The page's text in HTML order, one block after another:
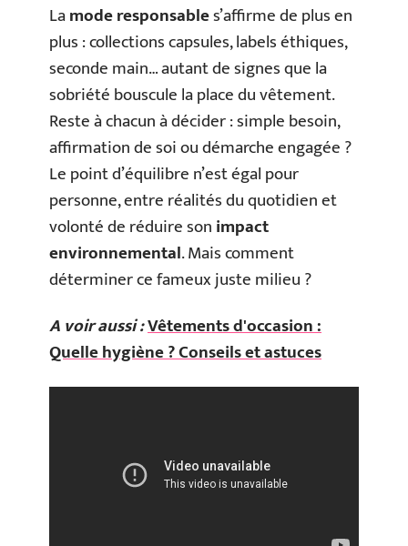
Lamode responsables’affirme de plus en
plus : collections capsules, labels éthiques,
seconde main… autant de signes que la
sobriété bouscule la place du vêtement.
Reste à chacun à décider : simple besoin,
affirmation de soi ou démarche engagée ?
Le point d’équilibre n’est égal pour
personne, entre réalités du quotidien et
volonté de réduire sonimpact
environnemental. Mais comment
déterminer ce fameux juste milieu ?
A voir aussi :Vêtements d'occasion :
Quelle hygiène ? Conseils et astuces